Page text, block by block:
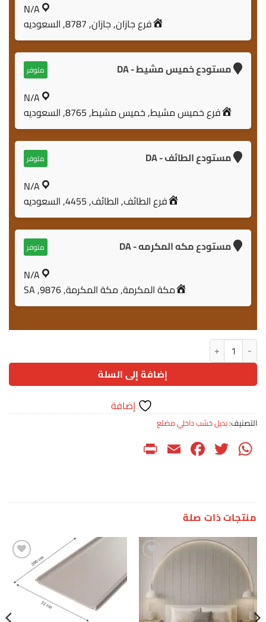
N/A
فرع جازان, جازان, 8787, السعوديه
مستودع خميس مشيط - DA متوفر
N/A
فرع خميس مشيط, خميس مشيط, 8765, السعوديه
مستودع الطائف - DA متوفر
N/A
فرع الطائف, الطائف, 4455, السعوديه
مستودع مكه المكرمه - DA متوفر
N/A
مكة المكرمة, مكة المكرمة, 9876, SA
كمية بديل خشب F024- CM 32
إضافة إلى السلة
إضافة
التصنيف:بديل خشب داخلي مضلع
WhatsApp
Twitter
Facebook
Email
منتجات ذات صلة
إضافة